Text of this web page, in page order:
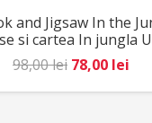
64,00 lei.
and Jigsaw In the
si cartea In jungla
98,00lei Prețul
inițial
78,00 lei